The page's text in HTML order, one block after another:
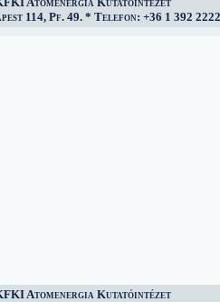
114, Pf. 49. * Telefon: +36 1 392
Atomenergia Kutatóintézet